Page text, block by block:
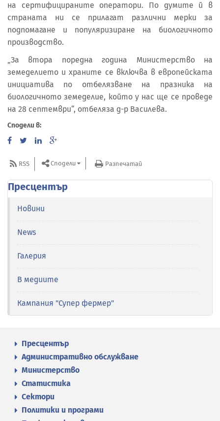
на сертифицираните оператори. По думите й в
страната ни се прилагат различни мерки за
подпомагане и популяризиране на биологичното
производство.
„За втора поредна година Министерство на
земеделието и храните се включва в европейската
инициатива по отбелязване на празника на
биологичното земеделие, който у нас ще се проведе
на 28 септември“, отбеляза д-р Василева.
Сподели в:
RSS Сподели Разпечатай
Пресцентър
Новини
News
Галерия
В медиите
Кампания "Супер фермер"
Пресцентър
Административно обслужване
Министерство
Статистика
Сектори
Политики и програми